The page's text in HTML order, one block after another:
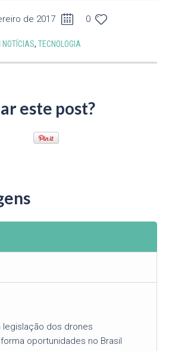
de 2017 0
NOTÍCIAS, TECNOLOGIA
este post?
legislação dos drones
oportunidades no Brasil